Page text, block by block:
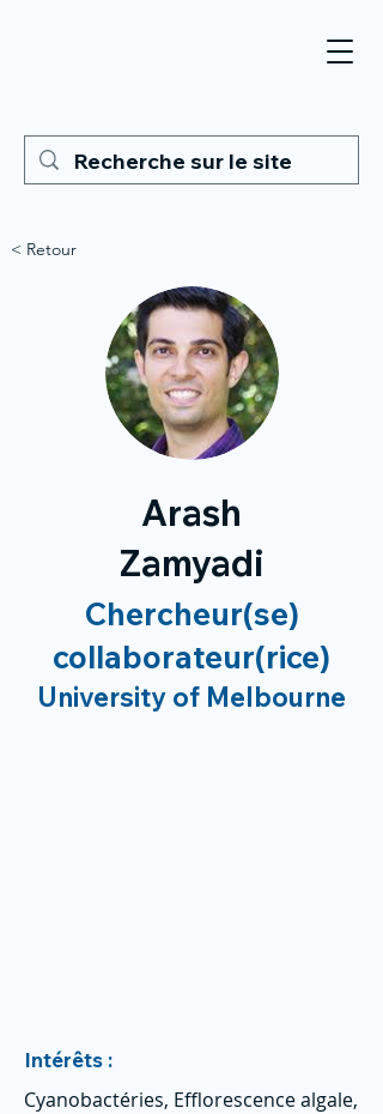
< Retour
Arash
Zamyadi
Chercheur(se)
collaborateur(rice)
University of Melbourne
Intérêts :
Cyanobactéries, Efflorescence algale,